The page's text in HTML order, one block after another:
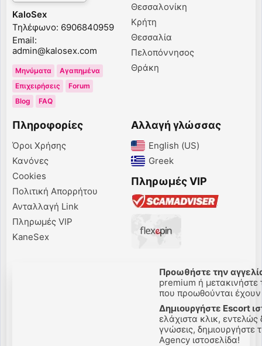
KaloSex
Τηλέφωνο: 6906840959
Email:
admin@kalosex.com
Μηνύματα
Αγαπημένα
Επιχειρήσεις
Forum
Blog
FAQ
Θεσσαλονίκη
Κρήτη
Θεσσαλία
Πελοπόννησος
Θράκη
Πληροφορίες
Όροι Χρήσης
Κανόνες
Cookies
Πολιτική Απορρήτου
Ανταλλαγή Link
Πληρωμές VIP
KaneSex
Αλλαγή γλώσσας
English (US)‎
Greek‎
Πληρωμές VIP
Προωθήστε την
premium ή μετακινήστε
που προωθούνται έχουν
Δημιουργήστε Escort
ελάχιστα κλικ,
γνώσεις, δημιουργήστε
Agency ιστοσελίδα!